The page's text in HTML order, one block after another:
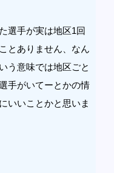
選手が実は地区1回
とありません、なん
う意味では地区ごと
手がいてーとかの情
いいことかと思いま